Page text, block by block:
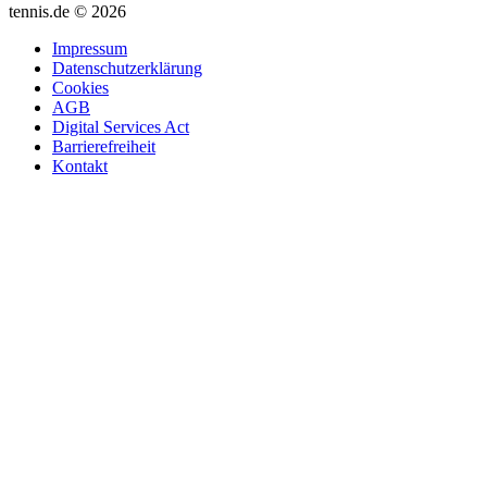
tennis.de © 2026
Impressum
Datenschutzerklärung
Cookies
AGB
Digital Services Act
Barrierefreiheit
Kontakt